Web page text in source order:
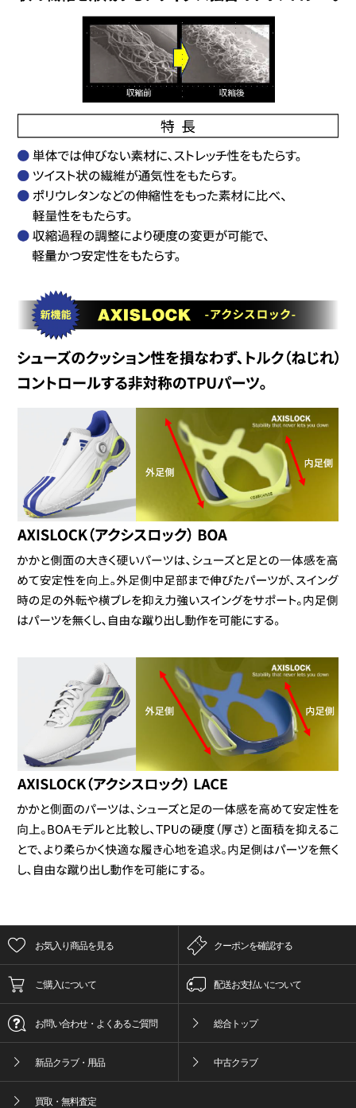
お気入り商品を見る クーポンを確認する
ご購入について 配送お支払いについて
お問い合わせ・よくあるご質問 総合トップ
新品クラブ・用品 中古クラブ
買取・無料査定